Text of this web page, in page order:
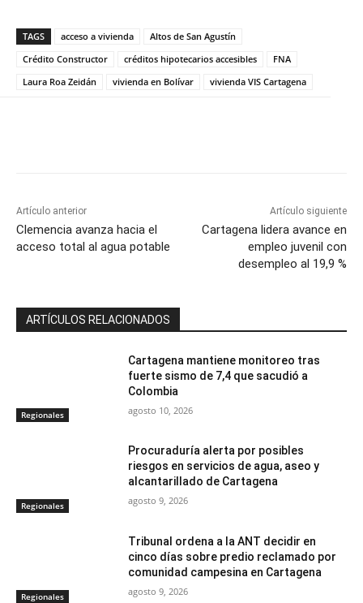
TAGS acceso a vivienda
Altos de San Agustín
Crédito Constructor
créditos hipotecarios accesibles
FNA
Laura Roa Zeidán
vivienda en Bolívar vivienda VIS Cartagena
Artículo anterior
Clemencia avanza hacia el
acceso total al agua potable
Artículo siguiente
Cartagena lidera avance en
empleo juvenil con
desempleo al 19,9 %
ARTÍCULOS RELACIONADOS
Regionales
Cartagena mantiene monitoreo tras
fuerte sismo de 7,4 que sacudió a
Colombia
agosto 10, 2026
Regionales
Procuraduría alerta por posibles
riesgos en servicios de agua, aseo y
alcantarillado de Cartagena
agosto 9, 2026
Regionales
Tribunal ordena a la ANT decidir en
cinco días sobre predio reclamado por
comunidad campesina en Cartagena
agosto 9, 2026